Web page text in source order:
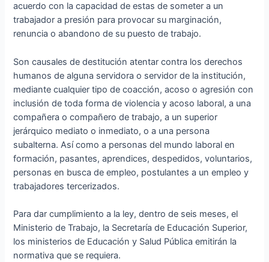
acuerdo con la capacidad de estas de someter a un
trabajador a presión para provocar su marginación,
renuncia o abandono de su puesto de trabajo.
Son causales de destitución atentar contra los derechos
humanos de alguna servidora o servidor de la institución,
mediante cualquier tipo de coacción, acoso o agresión con
inclusión de toda forma de violencia y acoso laboral, a una
compañera o compañero de trabajo, a un superior
jerárquico mediato o inmediato, o a una persona
subalterna. Así como a personas del mundo laboral en
formación, pasantes, aprendices, despedidos, voluntarios,
personas en busca de empleo, postulantes a un empleo y
trabajadores tercerizados.
Para dar cumplimiento a la ley, dentro de seis meses, el
Ministerio de Trabajo, la Secretaría de Educación Superior,
los ministerios de Educación y Salud Pública emitirán la
normativa que se requiera.